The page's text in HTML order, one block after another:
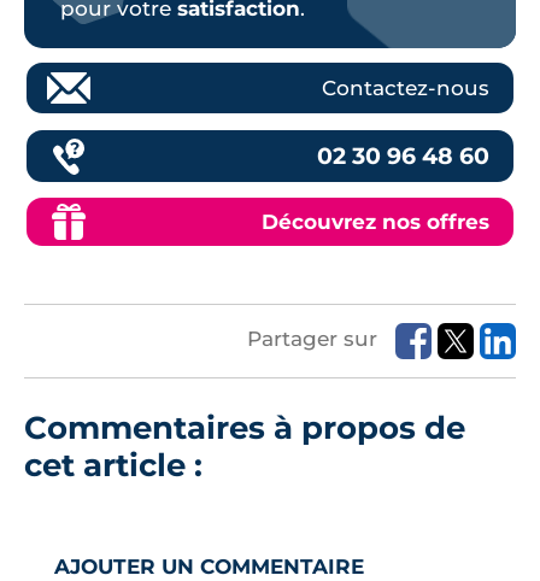
pour votre satisfaction.
Contactez-nous
02 30 96 48 60
Découvrez nos offres
Partager sur
Commentaires à propos de
cet article :
AJOUTER UN COMMENTAIRE